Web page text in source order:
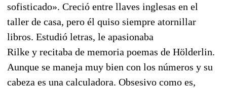
sofisticado». Creció entre llaves inglesas en el
taller de casa, pero él quiso siempre atornillar
libros. Estudió letras, le apasionaba
Rilke y recitaba de memoria poemas de Hölderlin.
Aunque se maneja muy bien con los números y su
cabeza es una calculadora. Obsesivo como es,